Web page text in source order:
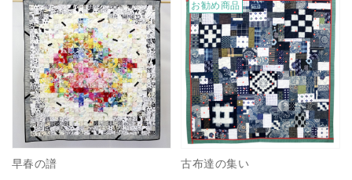
早春の譜
お勧め商品
古布達の集い